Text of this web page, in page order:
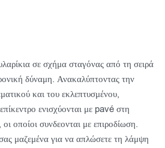
σε σχήμα σταγόνας από τη σειρά
δύναμη. Ανακαλύπτοντας την
και του εκλεπτυσμένου,
ενισχύονται με pavé στη
οποίοι συνδεονται με επιροδίωση.
μαζεμένα για να απλώσετε τη λάμψη